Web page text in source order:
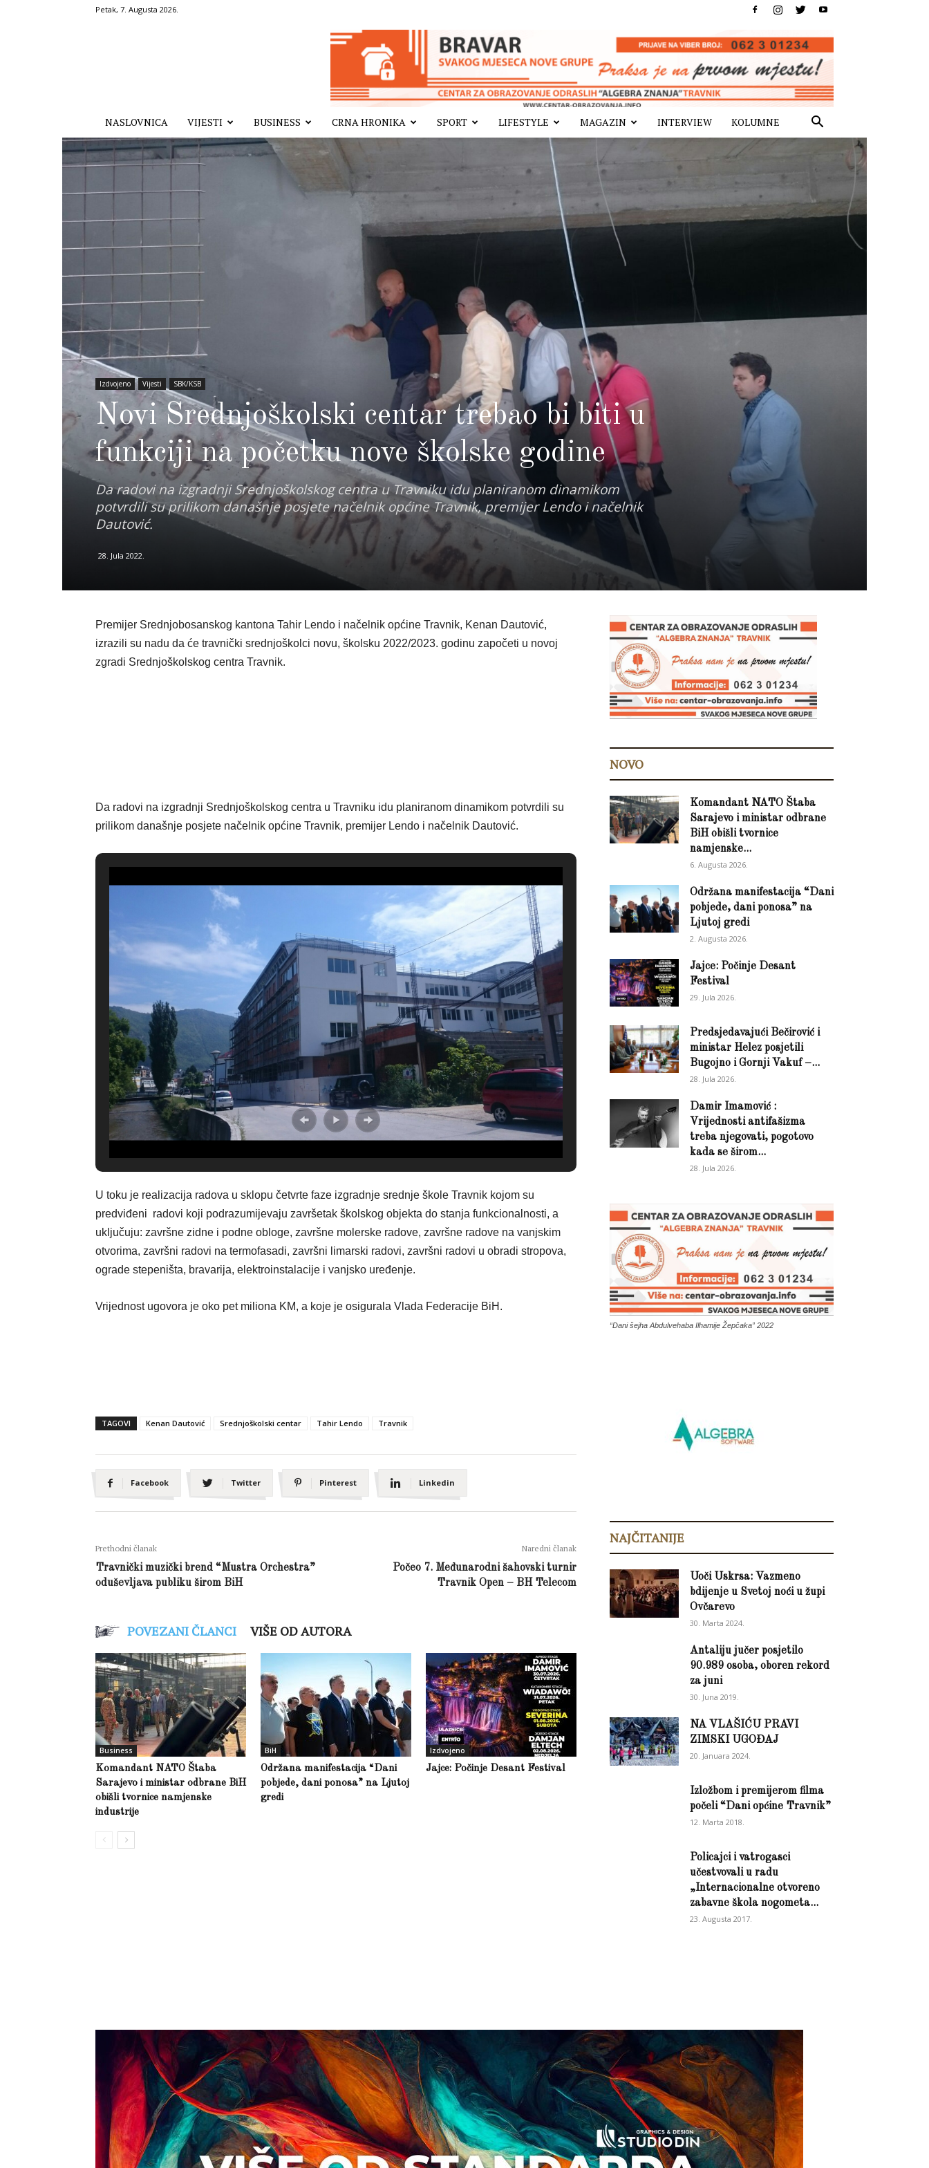
Petak, 7. Augusta 2026.
NASLOVNICA VIJESTI BUSINESS CRNA HRONIKA SPORT LIFESTYLE MAGAZIN INTERVIEW KOLUMNE
Izdvojeno Vijesti SBK/KSB
Novi Srednjoškolski centar trebao bi biti u
funkciji na početku nove školske godine
Da radovi na izgradnji Srednjoškolskog centra u Travniku idu planiranom dinamikom
potvrdili su prilikom današnje posjete načelnik općine Travnik, premijer Lendo i načelnik
Dautović.
28. Jula 2022.
Premijer Srednjobosanskog kantona Tahir Lendo i načelnik općine Travnik, Kenan Dautović,
izrazili su nadu da će travnički srednjoškolci novu, školsku 2022/2023. godinu započeti u novoj
zgradi Srednjoškolskog centra Travnik.
Da radovi na izgradnji Srednjoškolskog centra u Travniku idu planiranom dinamikom potvrdili su
prilikom današnje posjete načelnik općine Travnik, premijer Lendo i načelnik Dautović.
U toku je realizacija radova u sklopu četvrte faze izgradnje srednje škole Travnik kojom su
predviđeni radovi koji podrazumijevaju završetak školskog objekta do stanja funkcionalnosti, a
uključuju: završne zidne i podne obloge, završne molerske radove, završne radove na vanjskim
otvorima, završni radovi na termofasadi, završni limarski radovi, završni radovi u obradi stropova,
ograde stepeništa, bravarija, elektroinstalacije i vanjsko uređenje.
Vrijednost ugovora je oko pet miliona KM, a koje je osigurala Vlada Federacije BiH.
TAGOVI Kenan Dautović Srednjoškolski centar Tahir Lendo Travnik
Facebook Twitter Pinterest Linkedin
Prethodni članak
Travnički muzički brend “Mustra Orchestra”
oduševljava publiku širom BiH
Naredni članak
Počeo 7. Međunarodni šahovski turnir
Travnik Open – BH Telecom
POVEZANI ČLANCI VIŠE OD AUTORA
Business
Komandant NATO Štaba
Sarajevo i ministar odbrane BiH
obišli tvornice namjenske
industrije
BiH
Održana manifestacija “Dani
pobjede, dani ponosa” na Ljutoj
gredi
Izdvojeno
Jajce: Počinje Desant Festival
NOVO
Komandant NATO Štaba
Sarajevo i ministar odbrane
BiH obišli tvornice
namjenske...
6. Augusta 2026.
Održana manifestacija “Dani
pobjede, dani ponosa” na
Ljutoj gredi
2. Augusta 2026.
Jajce: Počinje Desant
Festival
29. Jula 2026.
Predsjedavajući Bečirović i
ministar Helez posjetili
Bugojno i Gornji Vakuf –...
28. Jula 2026.
Damir Imamović :
Vrijednosti antifašizma
treba njegovati, pogotovo
kada se širom...
28. Jula 2026.
“Dani šejha Abdulvehaba Ilhamije Žepčaka” 2022
NAJČITANIJE
Uoči Uskrsa: Vazmeno
bdijenje u Svetoj noći u župi
Ovčarevo
30. Marta 2024.
Antaliju jučer posjetilo
90.989 osoba, oboren rekord
za juni
30. Juna 2019.
NA VLAŠIĆU PRAVI
ZIMSKI UGOĐAJ
20. Januara 2024.
Izložbom i premijerom filma
počeli “Dani općine Travnik”
12. Marta 2018.
Policajci i vatrogasci
učestvovali u radu
„Internacionalne otvoreno
zabavne škola nogometa...
23. Augusta 2017.